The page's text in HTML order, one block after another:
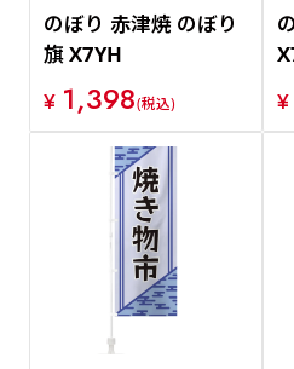
のぼり 赤津焼 のぼり
旗 X7YH
¥ 1,398(税込)
¥